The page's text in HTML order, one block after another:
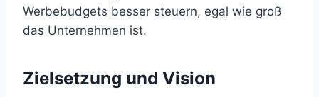
Werbebudgets besser steuern, egal wie groß
das Unternehmen ist.
Zielsetzung und Vision